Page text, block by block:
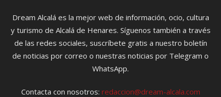
Dream Alcalá es la mejor web de información, ocio, cultura
y turismo de Alcalá de Henares. Síguenos también a través
de las redes sociales, suscríbete gratis a nuestro boletín
de noticias por correo o nuestras noticias por Telegram o
WhatsApp.
Contacta con nosotros: redaccion@dream-alcala.com